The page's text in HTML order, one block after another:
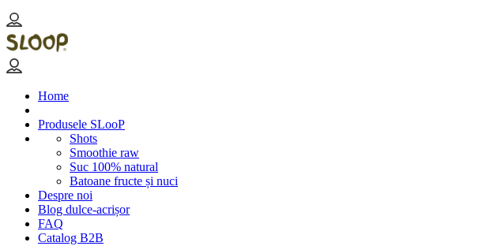
Home
Produsele SLooP
Shots
Smoothie raw
Suc 100% natural
Batoane fructe și nuci
Despre noi
Blog dulce-acrișor
FAQ
Catalog B2B